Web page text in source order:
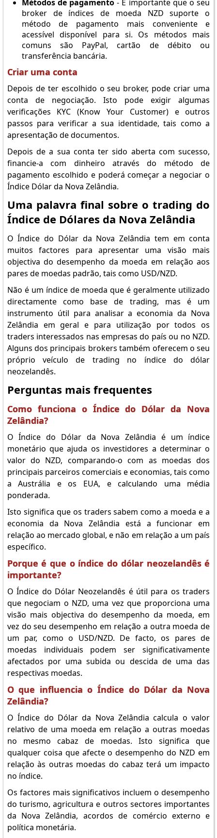
Métodos de pagamento - É importante que o seu
broker de índices de moeda NZD suporte o
método de pagamento mais conveniente e
acessível disponível para si. Os métodos mais
comuns são PayPal, cartão de débito ou
transferência bancária.
Criar uma conta
Depois de ter escolhido o seu broker, pode criar uma
conta de negociação. Isto pode exigir algumas
verificações KYC (Know Your Customer) e outros
passos para verificar a sua identidade, tais como a
apresentação de documentos.
Depois de a sua conta ter sido aberta com sucesso,
financie-a com dinheiro através do método de
pagamento escolhido e poderá começar a negociar o
Índice Dólar da Nova Zelândia.
Uma palavra final sobre o trading do
Índice de Dólares da Nova Zelândia
O Índice do Dólar da Nova Zelândia tem em conta
muitos factores para apresentar uma visão mais
objectiva do desempenho da moeda em relação aos
pares de moedas padrão, tais como USD/NZD.
Não é um índice de moeda que é geralmente utilizado
directamente como base de trading, mas é um
instrumento útil para analisar a economia da Nova
Zelândia em geral e para utilização por todos os
traders interessados nas empresas do país ou no NZD.
Alguns dos principais brokers também oferecem o seu
próprio veículo de trading no índice do dólar
neozelandês.
Perguntas mais frequentes
Como funciona o Índice do Dólar da Nova
Zelândia?
O Índice do Dólar da Nova Zelândia é um índice
monetário que ajuda os investidores a determinar o
valor do NZD, comparando-o com as moedas dos
principais parceiros comerciais e economias, tais como
a Austrália e os EUA, e calculando uma média
ponderada.
Isto significa que os traders sabem como a moeda e a
economia da Nova Zelândia está a funcionar em
relação ao mercado global, e não em relação a um país
específico.
Porque é que o índice do dólar neozelandês é
importante?
O Índice do Dólar Neozelandês é útil para os traders
que negociam o NZD, uma vez que proporciona uma
visão mais objectiva do desempenho da moeda, em
vez do seu desempenho em relação a outra moeda de
um par, como o USD/NZD. De facto, os pares de
moedas individuais podem ser significativamente
afectados por uma subida ou descida de uma das
respectivas moedas.
O que influencia o Índice do Dólar da Nova
Zelândia?
O Índice do Dólar da Nova Zelândia calcula o valor
relativo de uma moeda em relação a outras moedas
no mesmo cabaz de moedas. Isto significa que
qualquer coisa que afecte o desempenho do NZD em
relação às outras moedas do cabaz terá um impacto
no índice.
Os factores mais significativos incluem o desempenho
do turismo, agricultura e outros sectores importantes
da Nova Zelândia, acordos de comércio externo e
política monetária.